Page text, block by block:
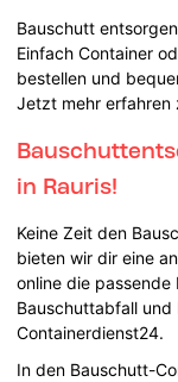
Bauschutt
Einfach Container
bestellen und
Jetzt mehr erfahren
in Rauris!
Keine Zeit den
bieten wir dir eine
online die
Bauschuttabfall
Containerdienst24.
In den Bauschutt-